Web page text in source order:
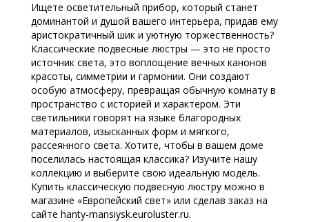
Ищете осветительный прибор, который станет
доминантой и душой вашего интерьера, придав ему
аристократичный шик и уютную торжественность?
Классические подвесные люстры — это не просто
источник света, это воплощение вечных канонов
красоты, симметрии и гармонии. Они создают
особую атмосферу, превращая обычную комнату в
пространство с историей и характером. Эти
светильники говорят на языке благородных
материалов, изысканных форм и мягкого,
рассеянного света. Хотите, чтобы в вашем доме
поселилась настоящая классика? Изучите нашу
коллекцию и выберите свою идеальную модель.
Купить классическую подвесную люстру можно в
магазине «Европейский свет» или сделав заказ на
сайте hanty-mansiysk.euroluster.ru.